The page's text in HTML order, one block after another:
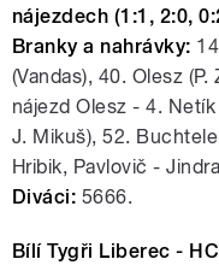
nájezdech (1:1, 2:0,
Branky a nahrávky:
(Vandas), 40. Olesz
nájezd Olesz - 4.
J. Mikuš), 52.
Hribik, Pavlovič -
Diváci: 5666.
Bílí Tygři Liberec -